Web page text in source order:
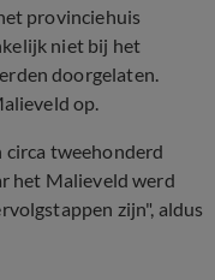
provinciehuis
niet bij het
doorgelaten.
op.
circa tweehonderd
het Malieveld werd
zijn", aldus